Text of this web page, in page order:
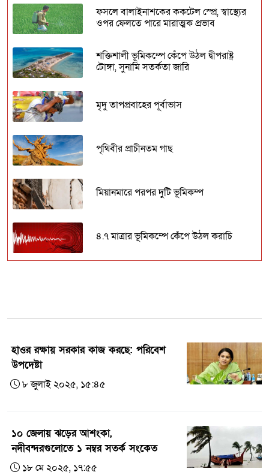
ফসলে বালাইনাশকের ককটেল স্প্রে, স্বাস্থ্যের
ওপর ফেলতে পারে মারাত্মক প্রভাব
শক্তিশালী ভূমিকম্পে কেঁপে উঠল দ্বীপরাষ্ট্র
টোঙ্গা, সুনামি সতর্কতা জারি
মৃদু তাপপ্রবাহের পূর্বাভাস
পৃথিবীর প্রাচীনতম গাছ
মিয়ানমারে পরপর দুটি ভূমিকম্প
৪.৭ মাত্রার ভূমিকম্পে কেঁপে উঠল করাচি
ভারতে প্রযুক্তির ব্যবহার করে কৃষি উৎপাদনে
আখাউড়ায় ঢুকছে ভারতের বিষাক্ত পানি,
হাওর রক্ষায় সরকার কাজ করছে: পরিবেশ
উপদেষ্টা
৮ জুলাই ২০২৫, ১৫:৪৫
১০ জেলায় ঝড়ের আশংকা,
নদীবন্দরগুলোতে ১ নম্বর সতর্ক সংকেত
১৮ মে ২০২৫, ১৭:৫৫